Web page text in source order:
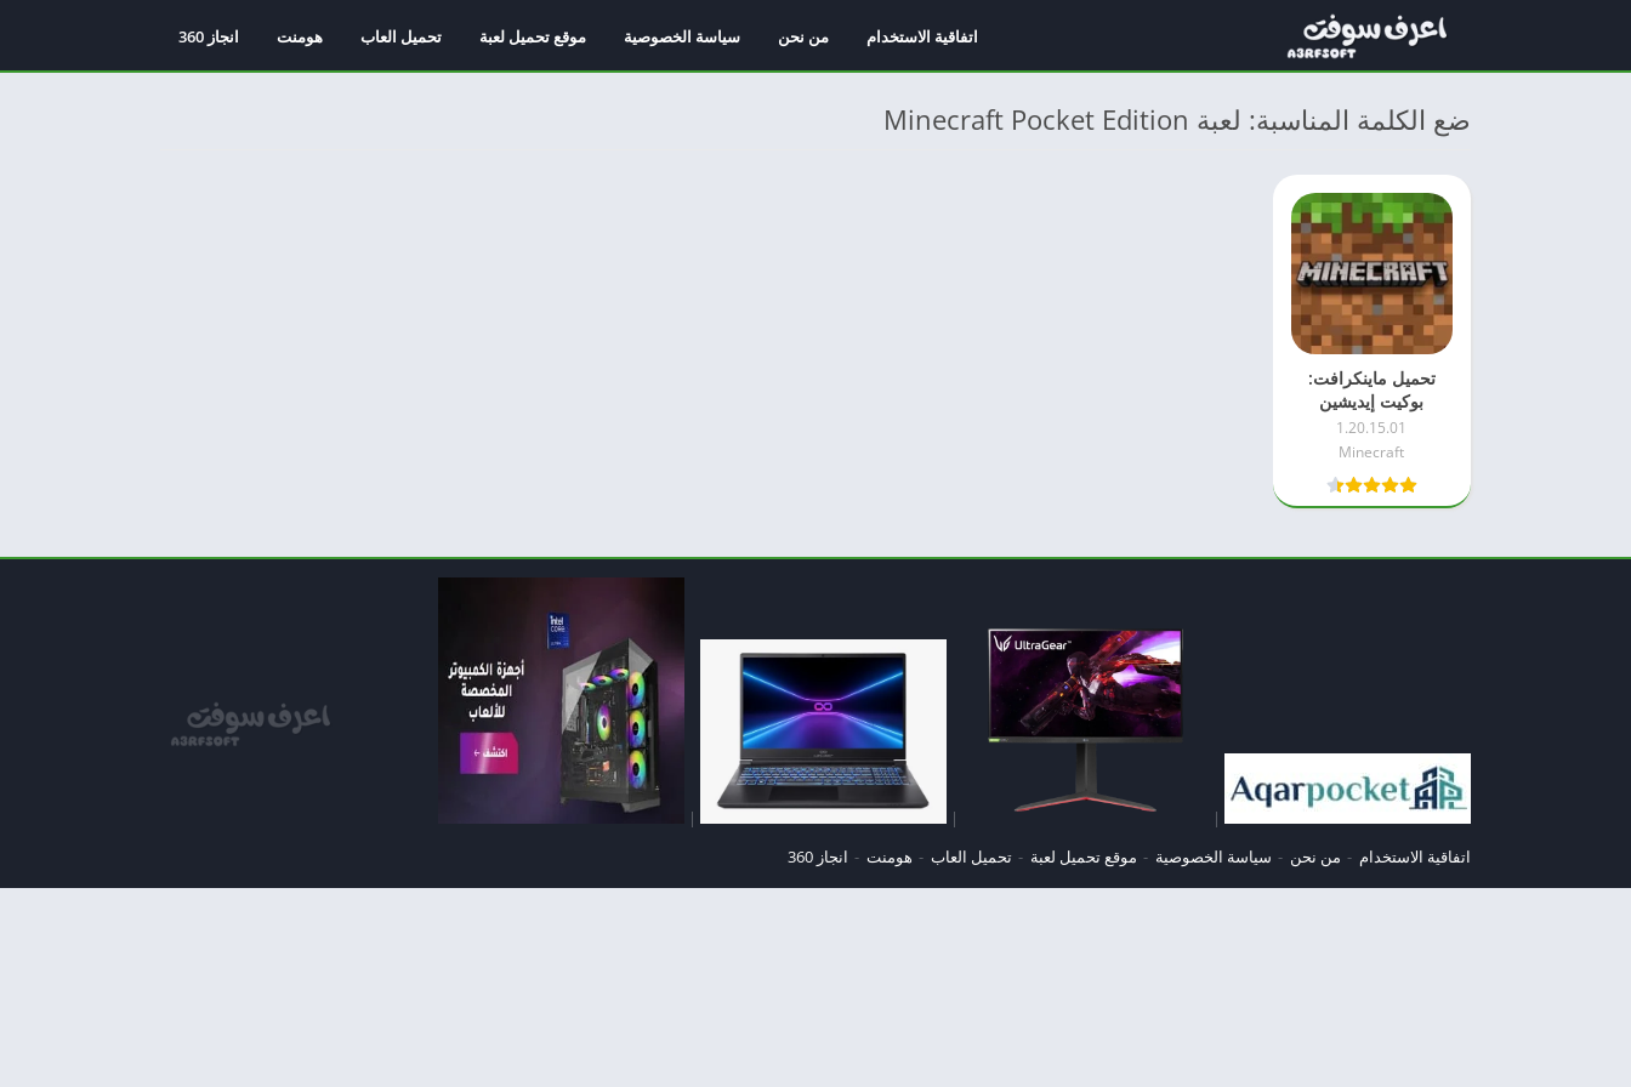
اتفاقية الاستخدام من نحن سياسة الخصوصية موقع تحميل لعبة تحميل العاب هومنت انجاز 360
ضع الكلمة المناسبة: لعبة Minecraft Pocket Edition
تحميل ماينكرافت:
بوكيت إيديشين
1.20.15.01
Minecraft
|
|
|
اتفاقية الاستخدام
من نحن سياسة الخصوصية موقع تحميل لعبة تحميل العاب هومنت انجاز 360